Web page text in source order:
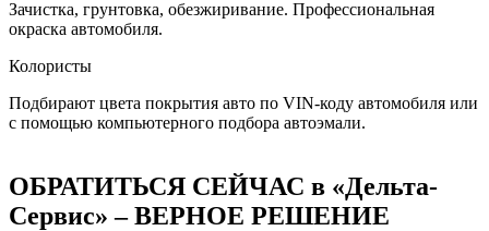
Зачистка, грунтовка, обезжиривание. Профессиональная
окраска автомобиля.
Колористы
Подбирают цвета покрытия авто по VIN-коду автомобиля или
с помощью компьютерного подбора автоэмали.
ОБРАТИТЬСЯ СЕЙЧАС в «Дельта-
Сервис» – ВЕРНОЕ РЕШЕНИЕ